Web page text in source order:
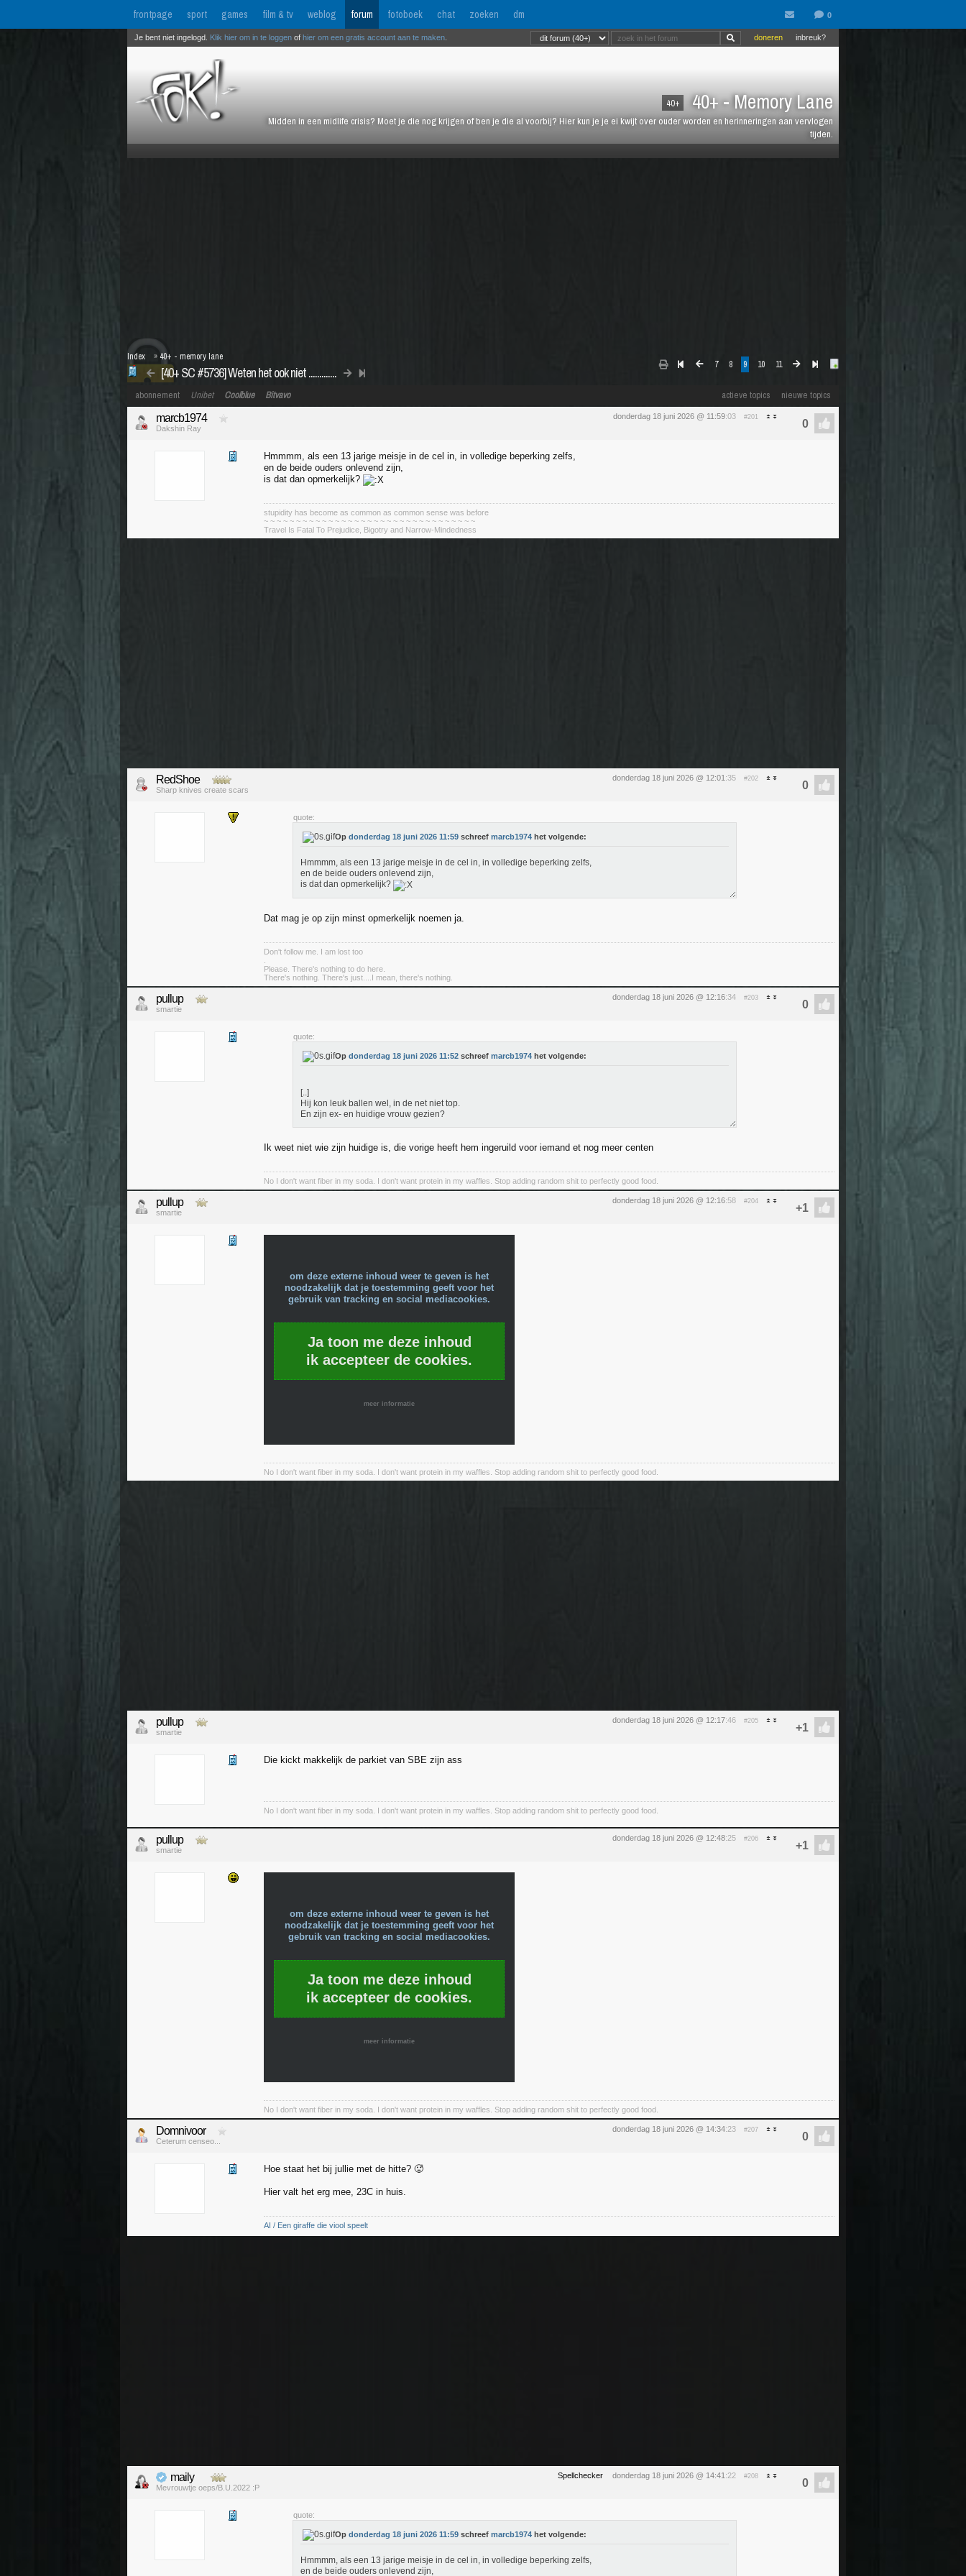
frontpage sport games film & tv weblog forum fotoboek chat zoeken dm
40+ 40+ - Memory Lane
Midden in een midlife crisis? Moet je die nog krijgen of ben je die al voorbij? Hier kun je je ei kwijt over ouder worden en herinneringen aan vervlogen
tijden.
inbreuk?
doneren
Je bent niet ingelogd. Klik hier om in te loggen of hier om een gratis account aan te maken
7 8 9 10 11
[40+ SC #5736] Weten het ook niet .............
Index » 40+ - memory lane
actieve topics nieuwe topics
abonnement Unibet Coolblue Bitvavo
donderdag 18 juni 2026 @ 11:59:03 #201
marcb1974
Dakshin Ray
Hmmmm, als een 13 jarige meisje in de cel in, in volledige beperking zelfs,
en de beide ouders onlevend zijn,
is dat dan opmerkelijk?
stupidity has become as common as common sense was before
~ ~ ~ ~ ~ ~ ~ ~ ~ ~ ~ ~ ~ ~ ~ ~ ~ ~ ~ ~ ~ ~ ~ ~ ~ ~ ~ ~ ~ ~ ~ ~ ~
Travel Is Fatal To Prejudice, Bigotry and Narrow-Mindedness
donderdag 18 juni 2026 @ 12:01 :35 #202
RedShoe
Sharp knives create scars
quote:
Op donderdag 18 juni 2026 11:59 schreef marcb1974 het volgende:
Hmmmm, als een 13 jarige meisje in de cel in, in volledige beperking zelfs,
en de beide ouders onlevend zijn,
is dat dan opmerkelijk?
Dat mag je op zijn minst opmerkelijk noemen ja.
Don't follow me. I am lost too
Please. There's nothing to do here.
There's nothing. There's just....I mean, there's nothing.
donderdag 18 juni 2026 @ 12:16:34 #203
pullup
smartie
quote:
Op donderdag 18 juni 2026 11:52 schreef marcb1974 het volgende:
[..]
Hij kon leuk ballen wel, in de net niet top.
En zijn ex- en huidige vrouw gezien?
Ik weet niet wie zijn huidige is, die vorige heeft hem ingeruild voor iemand et nog meer centen
No I don't want fiber in my soda. I don't want protein in my waffles. Stop adding random shit to perfectly good food.
donderdag 18 juni 2026 @ 12:16:58 #204
pullup
smartie
om deze externe inhoud weer te geven is het
noodzakelijk dat je toestemming geeft voor het
gebruik van tracking en social mediacookies.
Ja toon me deze inhoud
ik accepteer de cookies.
meer informatie
No I don't want fiber in my soda. I don't want protein in my waffles. Stop adding random shit to perfectly good food.
donderdag 18 juni 2026 @ 12:17:46 #205
pullup
smartie
Die kickt makkelijk de parkiet van SBE zijn ass
No I don't want fiber in my soda. I don't want protein in my waffles. Stop adding random shit to perfectly good food.
donderdag 18 juni 2026 @ 12:48:25 #206
pullup
smartie
om deze externe inhoud weer te geven is het
noodzakelijk dat je toestemming geeft voor het
gebruik van tracking en social mediacookies.
Ja toon me deze inhoud
ik accepteer de cookies.
meer informatie
No I don't want fiber in my soda. I don't want protein in my waffles. Stop adding random shit to perfectly good food.
donderdag 18 juni 2026 @ 14:34:23 #207
Domnivoor
Ceterum censeo...
Hoe staat het bij jullie met de hitte? 🥵
Hier valt het erg mee, 23C in huis.
AI / Een giraffe die viool speelt
Spellchecker donderdag 18 juni 2026 @ 14:41 :22 #208
maily
Mevrouwtje oeps/B.U.2022 :P
quote:
Op donderdag 18 juni 2026 11:59 schreef marcb1974 het volgende:
Hmmmm, als een 13 jarige meisje in de cel in, in volledige beperking zelfs,
en de beide ouders onlevend zijn,